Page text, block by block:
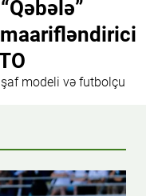
modeli və futbolçu